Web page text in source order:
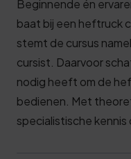
Beginnende én
baat bij een heftruck
stemt de cursus
cursist. Daarvoor
nodig heeft om de
bedienen. Met
specialistische kennis